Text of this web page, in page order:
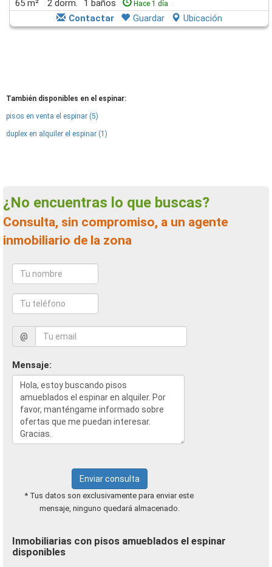
65 m² 2 dorm. 1 baños Hace 1 día
Contactar Guardar Ubicación
También disponibles en el espinar:
pisos en venta el espinar (5)
duplex en alquiler el espinar (1)
¿No encuentras lo que buscas?
Consulta, sin compromiso, a un agente
inmobiliario de la zona
@
Mensaje:
Enviar consulta
* Tus datos son exclusivamente para enviar este
mensaje, ninguno quedará almacenado.
Inmobiliarias con pisos amueblados el espinar
disponibles